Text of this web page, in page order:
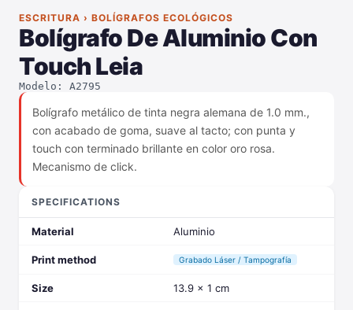
ESCRITURA › BOLÍGRAFOS ECOLÓGICOS
Bolígrafo De Aluminio Con
Touch Leia
Modelo: A2795
Bolígrafo metálico de tinta negra alemana de 1.0 mm.,
con acabado de goma, suave al tacto; con punta y
touch con terminado brillante en color oro rosa.
Mecanismo de click.
SPECIFICATIONS
Material Aluminio
Print method Grabado Láser / Tampografía
Size 13.9 x 1 cm